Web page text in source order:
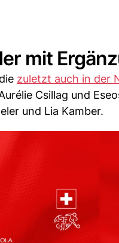
mit
zuletzt auch in der
Csillag und
und Lia Kamber.